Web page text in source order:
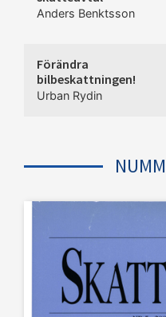
Anders Benktsson
Förändra
bilbeskattningen!
Urban Rydin